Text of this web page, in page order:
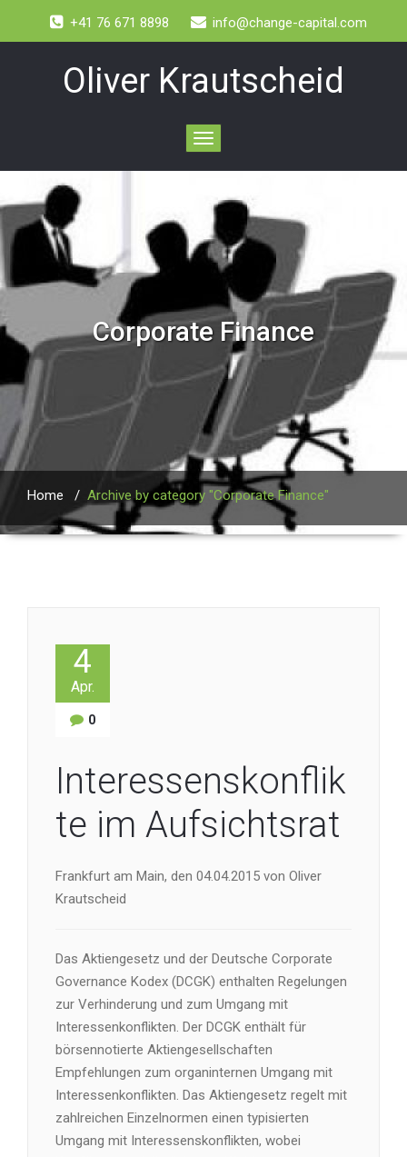
+41 76 671 8898 info@change-capital.com
Oliver Krautscheid
Toggle
navigation
Corporate Finance
Home / Archive by category "Corporate Finance"
4
Apr.
0
Interessenskonflik
te im Aufsichtsrat
Frankfurt am Main, den 04.04.2015 von Oliver
Krautscheid
Das Aktiengesetz und der Deutsche Corporate
Governance Kodex (DCGK) enthalten Regelungen
zur Verhinderung und zum Umgang mit
Interessenkonflikten. Der DCGK enthält für
börsennotierte Aktiengesellschaften
Empfehlungen zum organinternen Umgang mit
Interessenkonflikten. Das Aktiengesetz regelt mit
zahlreichen Einzelnormen einen typisierten
Umgang mit Interessenskonflikten, wobei